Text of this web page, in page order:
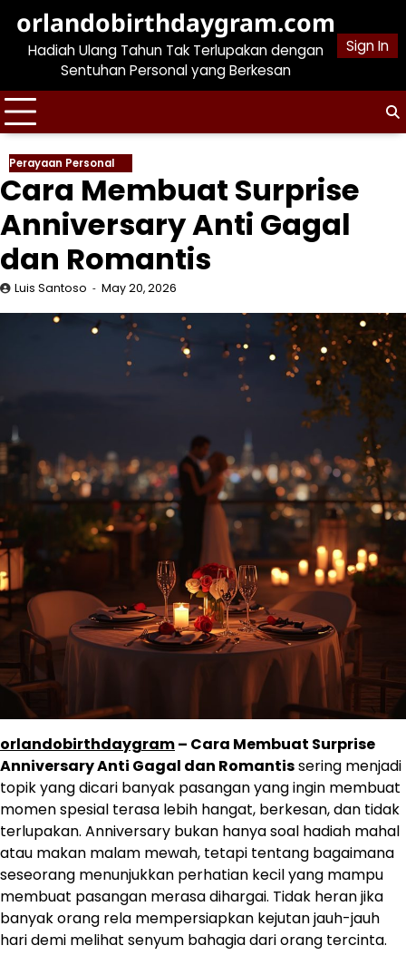
content
orlandobirthdaygram.com
Hadiah Ulang Tahun Tak Terlupakan dengan
Sentuhan Personal yang Berkesan
Sign In
Perayaan Personal
Cara Membuat Surprise
Anniversary Anti Gagal
dan Romantis
Luis Santoso May 20, 2026
orlandobirthdaygram– Cara Membuat Surprise
Anniversary Anti Gagal dan Romantissering menjadi
topik yang dicari banyak pasangan yang ingin membuat
momen spesial terasa lebih hangat, berkesan, dan tidak
terlupakan. Anniversary bukan hanya soal hadiah mahal
atau makan malam mewah, tetapi tentang bagaimana
seseorang menunjukkan perhatian kecil yang mampu
membuat pasangan merasa dihargai. Tidak heran jika
banyak orang rela mempersiapkan kejutan jauh-jauh
hari demi melihat senyum bahagia dari orang tercinta.